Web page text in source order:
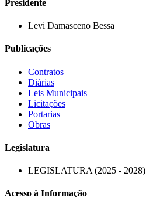
Presidente
Levi Damasceno Bessa
Publicações
Contratos
Diárias
Leis Municipais
Licitações
Portarias
Obras
Legislatura
LEGISLATURA (2025 - 2028)
Acesso à Informação